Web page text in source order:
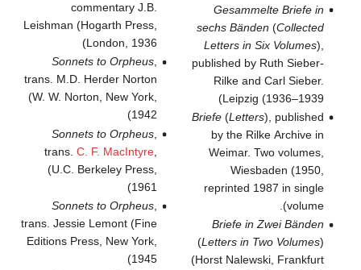
Gesammelte Briefe in
sechs Bänden (Collected
Letters in Six Volumes),
published by Ruth Sieber-
Rilke and Carl Sieber.
Leipzig (1936–1939)
Briefe(Letters), published
by the Rilke Archive in
Weimar. Two volumes,
Wiesbaden (1950,
reprinted 1987 in single
volume).
Briefe in Zwei Bänden
(Letters in Two Volumes)
(Horst Nalewski, Frankfurt
commentary J.B.
Leishman (Hogarth Press,
London, 1936)
Sonnets to Orpheus,
trans. M.D. Herder Norton
(W. W. Norton, New York,
1942)
Sonnets to Orpheus,
trans. C. F. MacIntyre,
(U.C. Berkeley Press,
1961)
Sonnets to Orpheus,
trans. Jessie Lemont (Fine
Editions Press, New York,
1945)